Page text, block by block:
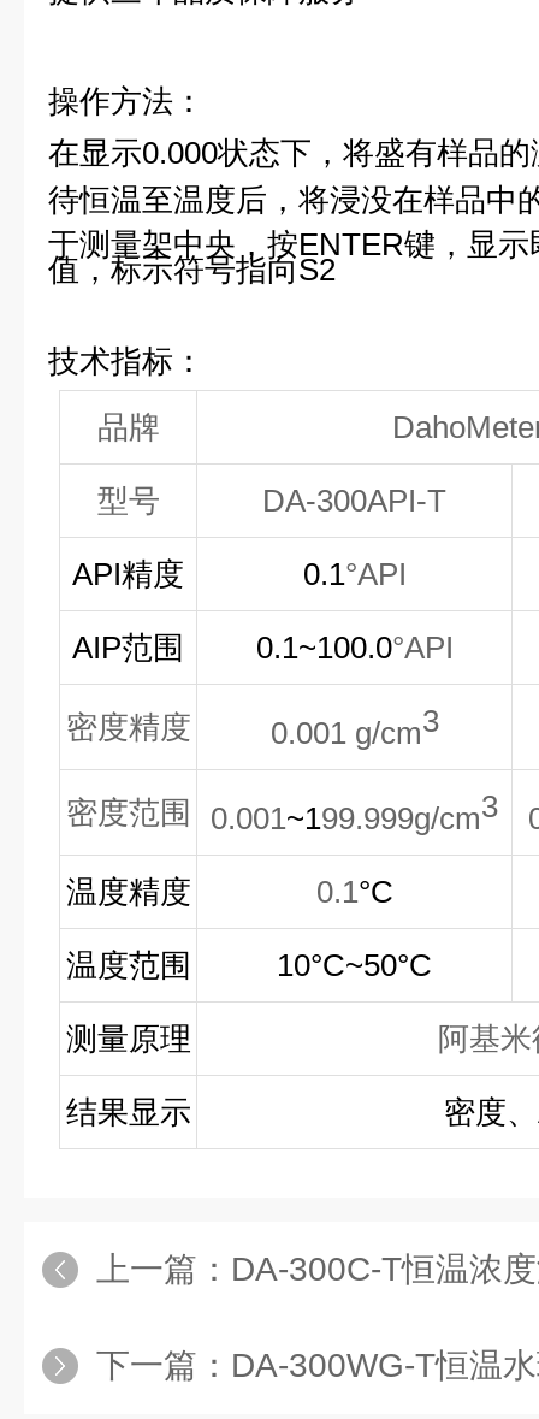
操作方法：
在显示0.000状态下， 将盛有样品
待恒温至温度后，将浸没在样品中
于测量架中央，按ENTER键，显
值，标示符号指向S2
技术指标：
品牌
型号 DA-300API-T
API精度 0.1°API
AIP范围 0.1~100.0°API
密度精度 0.001 g/cm3
密度范围 0.001~199.999g/cm3
温度精度 0.1°C
温度范围 10°C~50°C
测量原理 阿基
结果显示 密度
上一篇： DA-300C-T恒温浓
下一篇： DA-300WG-T恒温